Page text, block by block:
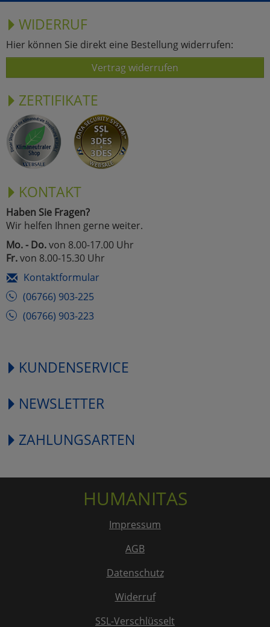
WIDERRUF
Hier können Sie direkt eine Bestellung widerrufen:
Vertrag widerrufen
ZERTIFIKATE
KONTAKT
Haben Sie Fragen?
Wir helfen Ihnen gerne weiter.
Mo. - Do.von 8.00-17.00 Uhr
Fr.von 8.00-15.30 Uhr
Kontaktformular
(06766) 903-225
(06766) 903-223
KUNDENSERVICE
NEWSLETTER
ZAHLUNGSARTEN
HUMANITAS
Impressum
AGB
Datenschutz
Widerruf
SSL-Verschlüsselt